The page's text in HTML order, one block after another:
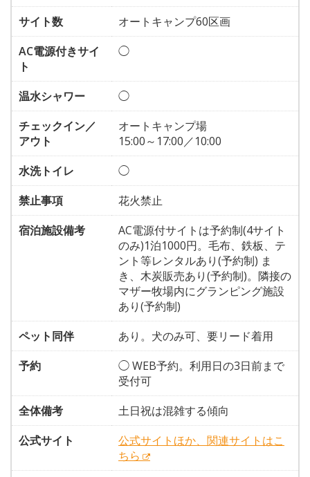
サイト数
オートキャンプ60区画
AC電源付きサイ
ト
◯
温水シャワー
◯
チェックイン／
アウト
オートキャンプ場
15:00～17:00／10:00
水洗トイレ
◯
禁止事項
花火禁止
宿泊施設備考
AC電源付サイトは予約制(4サイト
のみ)1泊1000円。毛布、鉄板、テ
ント等レンタルあり(予約制) ま
き、木炭販売あり(予約制)。隣接の
マザー牧場内にグランピング施設
あり(予約制)
ペット同伴
あり。犬のみ可、要リード着用
予約
◯ WEB予約。利用日の3日前まで
受付可
全体備考
土日祝は混雑する傾向
公式サイト
公式サイトほか、関連サイトはこ
ちら